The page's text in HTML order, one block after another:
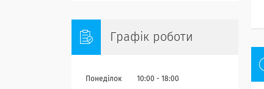
Графік роботи
Понеділок 10:00 18:00